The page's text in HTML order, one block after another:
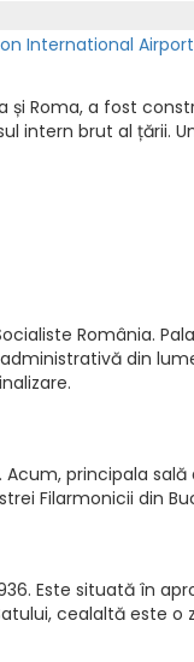
International Airport
Roma, a fost
intern brut al țării.
România.
din
principala
Filarmonicii din
Este situată în
cealaltă este